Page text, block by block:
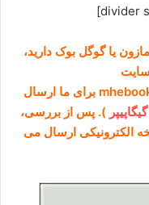
یا گوگل بوک دارید،
www.amazon.com و یا mhebooklibrary.com برای ما ارسال
). پس از بررسی،
الکترونیکی ارسال می